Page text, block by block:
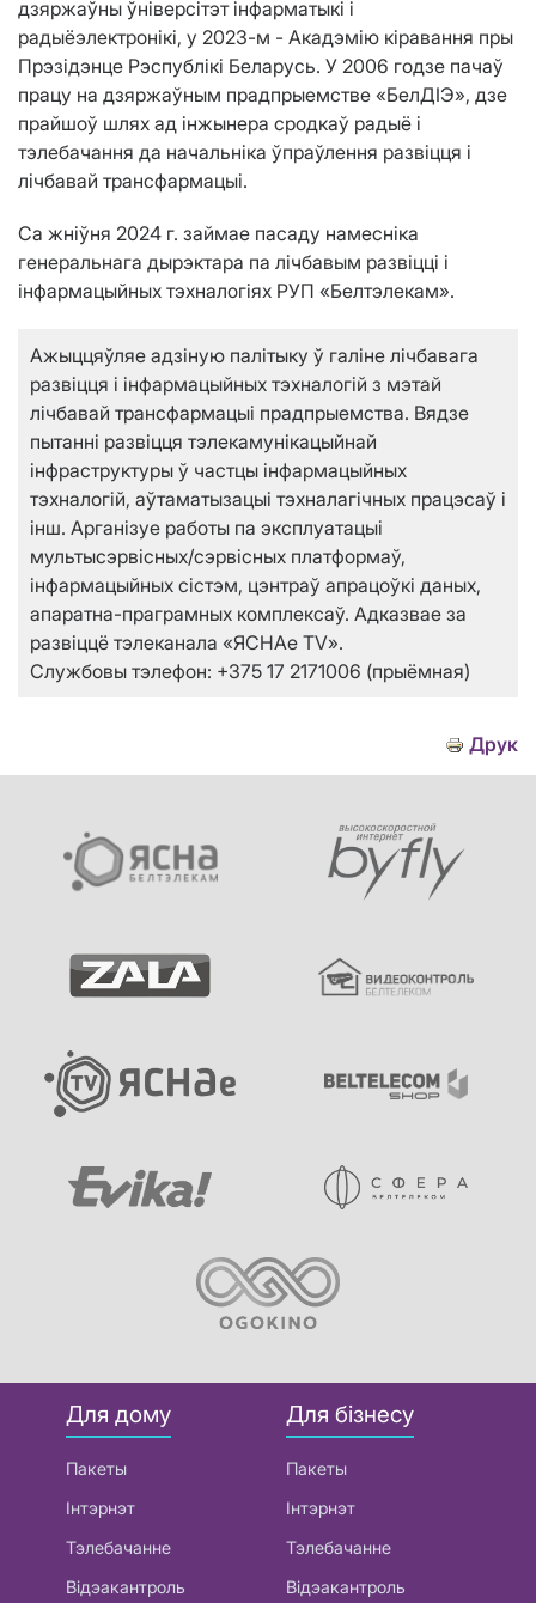
дзяржаўны ўніверсітэт інфарматыкі і
радыёэлектронікі, у 2023-м - Акадэмію кіравання пры
Прэзідэнце Рэспублікі Беларусь. У 2006 годзе пачаў
працу на дзяржаўным прадпрыемстве «БелДІЭ», дзе
прайшоў шлях ад інжынера сродкаў радыё і
тэлебачання да начальніка ўпраўлення развіцця і
лічбавай трансфармацыі.
Са жніўня 2024 г. займае пасаду намесніка
генеральнага дырэктара па лічбавым развіцці і
інфармацыйных тэхналогіях РУП «Белтэлекам».
Ажыццяўляе адзіную палітыку ў галіне лічбавага
развіцця і інфармацыйных тэхналогій з мэтай
лічбавай трансфармацыі прадпрыемства. Вядзе
пытанні развіцця тэлекамунікацыйнай
інфраструктуры ў частцы інфармацыйных
тэхналогій, аўтаматызацыі тэхналагічных працэсаў і
інш. Арганізуе работы па эксплуатацыі
мультысэрвісных/сэрвісных платформаў,
інфармацыйных сістэм, цэнтраў апрацоўкі даных,
апаратна-праграмных комплексаў. Адказвае за
развіццё тэлеканала «ЯСНАе TV».
Службовы тэлефон: +375 17 2171006 (прыёмная)
Друк
Для дому
Пакеты
Інтэрнэт
Тэлебачанне
Відэакантроль
Для бізнесу
Пакеты
Інтэрнэт
Тэлебачанне
Відэакантроль